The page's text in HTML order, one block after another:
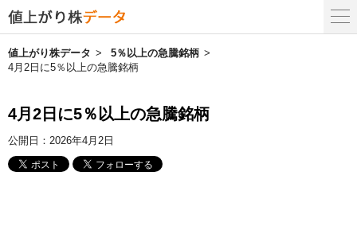
値上がり株データ
5％以上の急騰銘柄
4月2日に5％以上の急騰銘柄
4月2日に5％以上の急騰銘柄
公開日： 2026年4月2日